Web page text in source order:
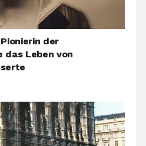
der
das Leben von